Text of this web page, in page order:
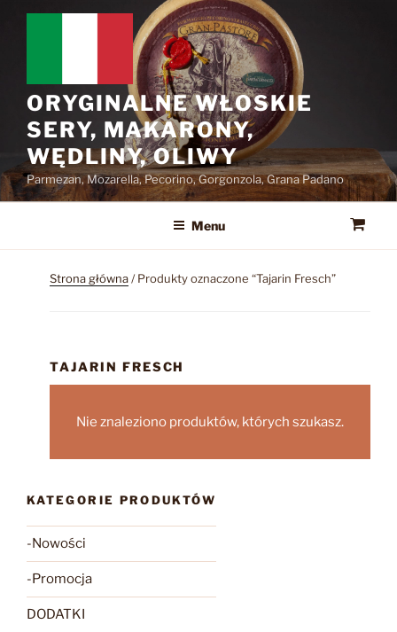
Przejdź
ORYGINALNE WŁOSKIE
SERY, MAKARONY,
WĘDLINY, OLIWY
Parmezan, Mozarella, Pecorino, Gorgonzola, Grana Padano
Menu
Strona główna/ Produkty oznaczone “Tajarin Fresch”
TAJARIN FRESCH
Nie znaleziono produktów, których szukasz.
KATEGORIE PRODUKTÓW
-Nowości
-Promocja
DODATKI